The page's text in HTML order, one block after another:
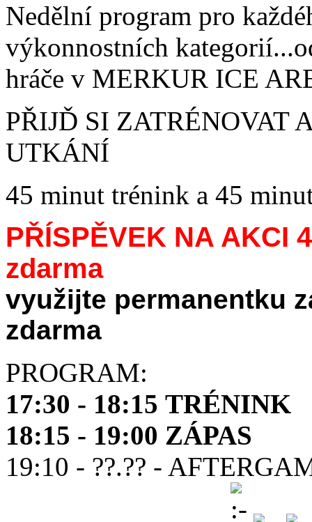
Nedělní program pro
výkonnostních
hráče v MERKUR ICE
PŘIJĎ SI ZATRÉNOVAT
UTKÁNÍ
45 minut trénink a 45
PŘÍSPĚVEK NA AKCI
zdarma
využijte permanentku
zdarma
PROGRAM:
17:30 - 18:15 TRÉNINK
18:15 - 19:00 ZÁPAS
19:10 - ??.?? -